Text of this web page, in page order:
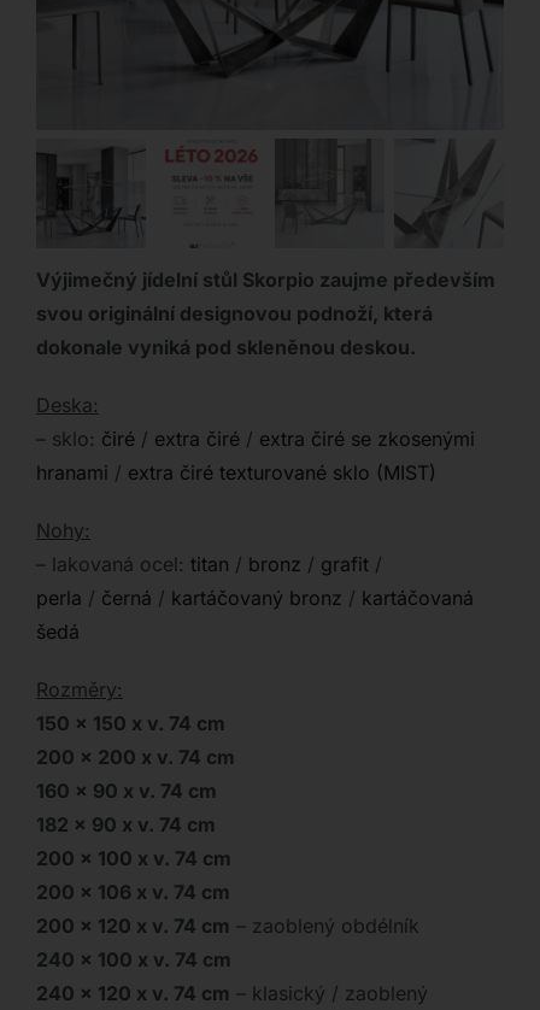
Výjimečný jídelní stůl Skorpio zaujme především
svou originální designovou podnoží, která
dokonale vyniká pod skleněnou deskou.
Deska:
– sklo: čiré/ extra čiré/ extra čiré se zkosenými
hranami / extra čiré texturované sklo (MIST)
Nohy:
– lakovaná ocel: titan / bronz / grafit/
perla / černá / kartáčovaný bronz / kartáčovaná
šedá
Rozměry:
150 x 150 x v. 74 cm
200 x 200 x v. 74 cm
160 x 90 x v. 74 cm
182 x 90 x v. 74 cm
200 x 100 x v. 74 cm
200 x 106 x v. 74 cm
200 x 120 x v. 74 cm – zaoblený obdélník
240 x 100 x v. 74 cm
240 x 120 x v. 74 cm – klasický / zaoblený